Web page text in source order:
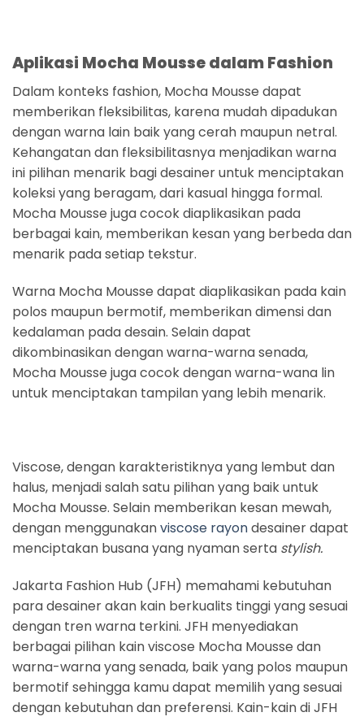
Aplikasi Mocha Mousse dalam Fashion
Dalam konteks fashion, Mocha Mousse dapat
memberikan fleksibilitas, karena mudah dipadukan
dengan warna lain baik yang cerah maupun netral.
Kehangatan dan fleksibilitasnya menjadikan warna
ini pilihan menarik bagi desainer untuk menciptakan
koleksi yang beragam, dari kasual hingga formal.
Mocha Mousse juga cocok diaplikasikan pada
berbagai kain, memberikan kesan yang berbeda dan
menarik pada setiap tekstur.
Warna Mocha Mousse dapat diaplikasikan pada kain
polos maupun bermotif, memberikan dimensi dan
kedalaman pada desain. Selain dapat
dikombinasikan dengan warna-warna senada,
Mocha Mousse juga cocok dengan warna-wana lin
untuk menciptakan tampilan yang lebih menarik.
Viscose, dengan karakteristiknya yang lembut dan
halus, menjadi salah satu pilihan yang baik untuk
Mocha Mousse. Selain memberikan kesan mewah,
dengan menggunakanviscose rayondesainer dapat
menciptakan busana yang nyaman serta stylish.
Jakarta Fashion Hub (JFH) memahami kebutuhan
para desainer akan kain berkualits tinggi yang sesuai
dengan tren warna terkini. JFH menyediakan
berbagai pilihan kain viscose Mocha Mousse dan
warna-warna yang senada, baik yang polos maupun
bermotif sehingga kamu dapat memilih yang sesuai
dengan kebutuhan dan preferensi. Kain-kain di JFH